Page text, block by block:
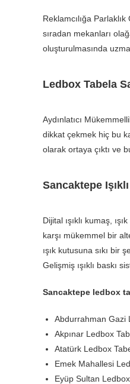
Reklamcılığa
sıradan mekanları
oluşturulmasında
Ledbox Tabela
Aydınlatıcı
dikkat çekmek hiç bu
olarak ortaya çıktı ve
Sancaktepe
Dijital ışıklı kumaş,
karşı mükemmel bir
ışık kutusuna sıkı bir
Gelişmiş ışıklı baskı
Sancaktepe ledbox
Abdurrahman Gazi
Akpınar Ledbox
Atatürk Ledbox
Emek Mahallesi
Eyüp Sultan